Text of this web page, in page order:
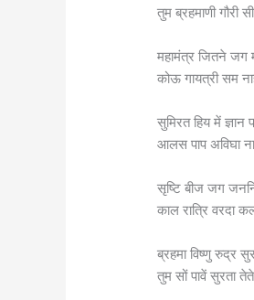
तुम ब्रहमाणी गौरी
महामंत्र जितने जग
कोऊ गायत्री सम
सुमिरत हिय में ज्ञान
आलस पाप अविघा
सृष्टि बीज जग
काल रात्रि वरदा
ब्रहमा विष्णु रुद्र
तुम सों पावें सुरता